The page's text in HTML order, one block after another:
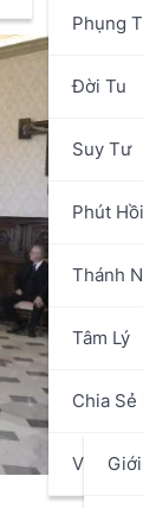
Phụng
Đời Tu
Suy Tư
Phút
Thánh
Tâm Lý
Chia Sẻ
Văn